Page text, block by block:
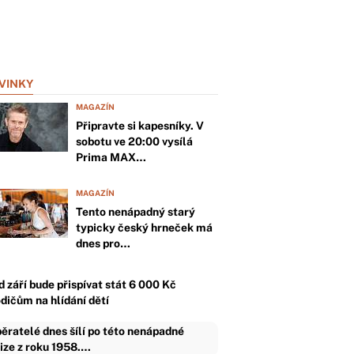
MAGAZÍN
Připravte si kapesníky. V
sobotu ve 20:00 vysílá
Prima MAX…
MAGAZÍN
Tento nenápadný starý
typicky český hrneček má
dnes pro…
září bude přispívat stát 6 000 Kč
na hlídání dětí
dnes šílí po této nenápadné
z roku 1958.…